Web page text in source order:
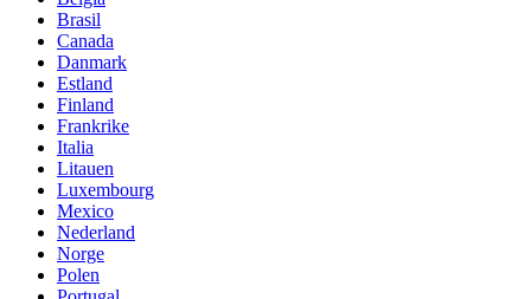
Brasil
Canada
Danmark
Estland
Finland
Frankrike
Italia
Litauen
Luxembourg
Mexico
Nederland
Norge
Polen